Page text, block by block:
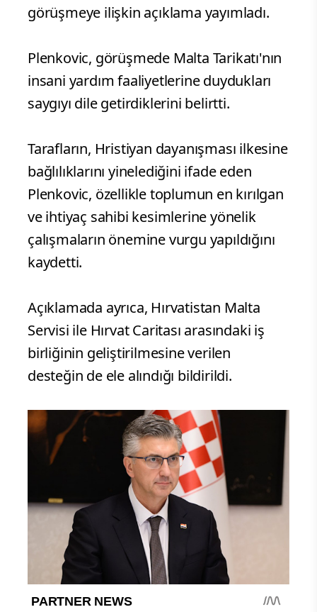
görüşmeye ilişkin açıklama yayımladı.
Plenkovic, görüşmede Malta Tarikatı'nın
insani yardım faaliyetlerine duydukları
saygıyı dile getirdiklerini belirtti.
Tarafların, Hristiyan dayanışması ilkesine
bağlılıklarını yinelediğini ifade eden
Plenkovic, özellikle toplumun en kırılgan
ve ihtiyaç sahibi kesimlerine yönelik
çalışmaların önemine vurgu yapıldığını
kaydetti.
Açıklamada ayrıca, Hırvatistan Malta
Servisi ile Hırvat Caritası arasındaki iş
birliğinin geliştirilmesine verilen
desteğin de ele alındığı bildirildi.